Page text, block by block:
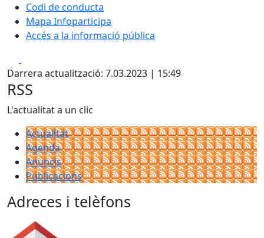
Codi de conducta
Mapa Infoparticipa
Accés a la informació pública
Darrera actualització: 7.03.2023 | 15:49
RSS
L'actualitat a un clic
Actualitat
Agenda
Anuncis
Publicacions
Adreces i telèfons